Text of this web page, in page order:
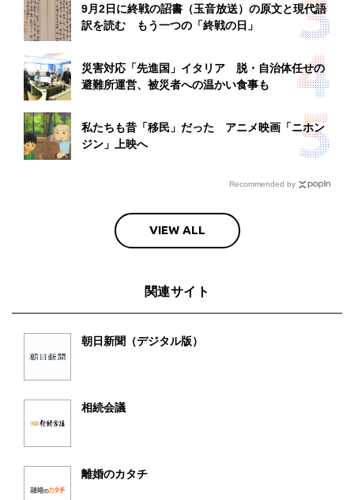
9月2日に終戦の詔書（玉音放送）の原文と現代語
訳を読む もう一つの「終戦の日」
災害対応「先進国」イタリア 脱・自治体任せの
避難所運営、被災者への温かい食事も
私たちも昔「移民」だった アニメ映画「ニホン
ジン」上映へ
Recommended by
VIEW ALL
関連サイト
朝日新聞（デジタル版）
相続会議
離婚のカタチ